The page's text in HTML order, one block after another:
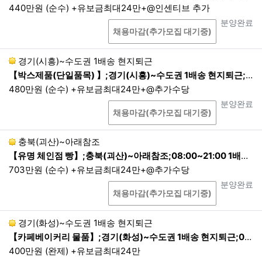
440만원 (순수) +유보금최대24만+@인센티브 추가
진행상태
분양완료
상담
채용마감(추가모집 대기중)
경기(시흥)~수도권 1배송 현지퇴근
【박스제품(단일품목) 】;경기(시흥)~수도권 1배송 현지퇴근;21:00~04:00 1배송 현지퇴근
480만원 (순수) +유보금최대24만+@추가수당
진행상태
분양완료
상담
채용마감(추가모집 대기중)
충북(괴산)~아래참조
【유명 체인점 빵】;충북(괴산)~아래참조;08:00~21:00 1배송 현지퇴근
703만원 (순수) +유보금최대24만+@추가수당
진행상태
분양완료
상담
채용마감(추가모집 대기중)
경기(화성)~수도권 1배송 현지퇴근
【카페베이커리 물품】;경기(화성)~수도권 1배송 현지퇴근;07:00~17:00 1배송 현지퇴근
400만원 (완제) +유보금최대24만